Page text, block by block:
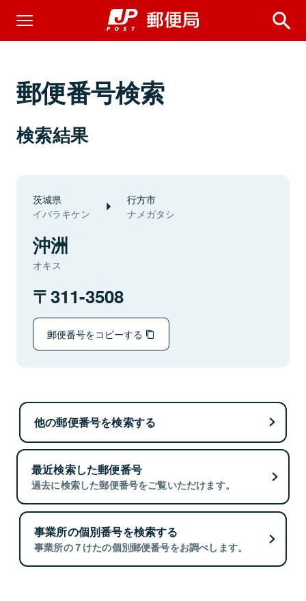
郵便番号検索
検索結果
茨城県
イバラキケン
行方市
ナメガタシ
沖洲
オキス
311-3508
郵便番号をコピーする
他の郵便番号を検索する
最近検索した郵便番号
過去に検索した郵便番号をご覧いただけます。
事業所の個別番号を検索する
事業所の７けたの個別郵便番号をお調べします。